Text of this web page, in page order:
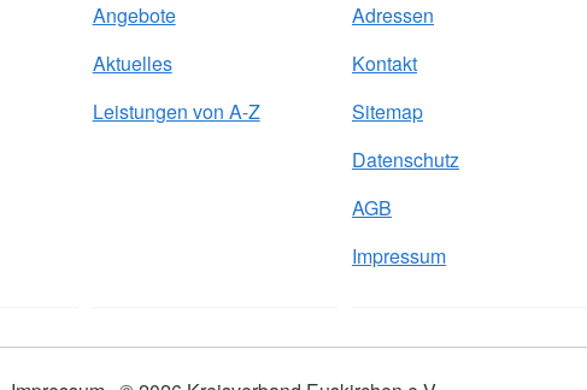
Angebote
Aktuelles
Leistungen von A-Z
Adressen
Kontakt
Sitemap
Datenschutz
AGB
Impressum